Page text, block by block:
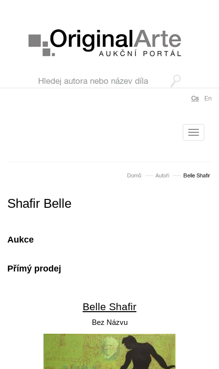
Cs En
Toggle
Domů Autoři Belle Shafir
Shafir Belle
Aukce
Přímý prodej
Belle Shafir
Bez Názvu